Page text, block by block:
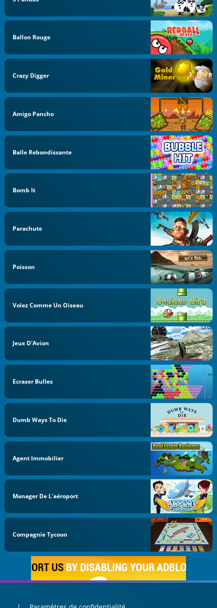
Ballon Rouge
Crazy Digger
Amigo Pancho
Balle Rebondissante
Bomb It
Parachute
Poisson
Volez Comme Un Oiseau
Jeux D'Avion
Ecraser Bulles
Dumb Ways To Die
Agent Immobilier
Manager De L'aéroport
Compagnie Tycoon